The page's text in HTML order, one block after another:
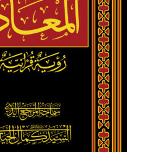
ثبت شکایات
حساب کاربری من